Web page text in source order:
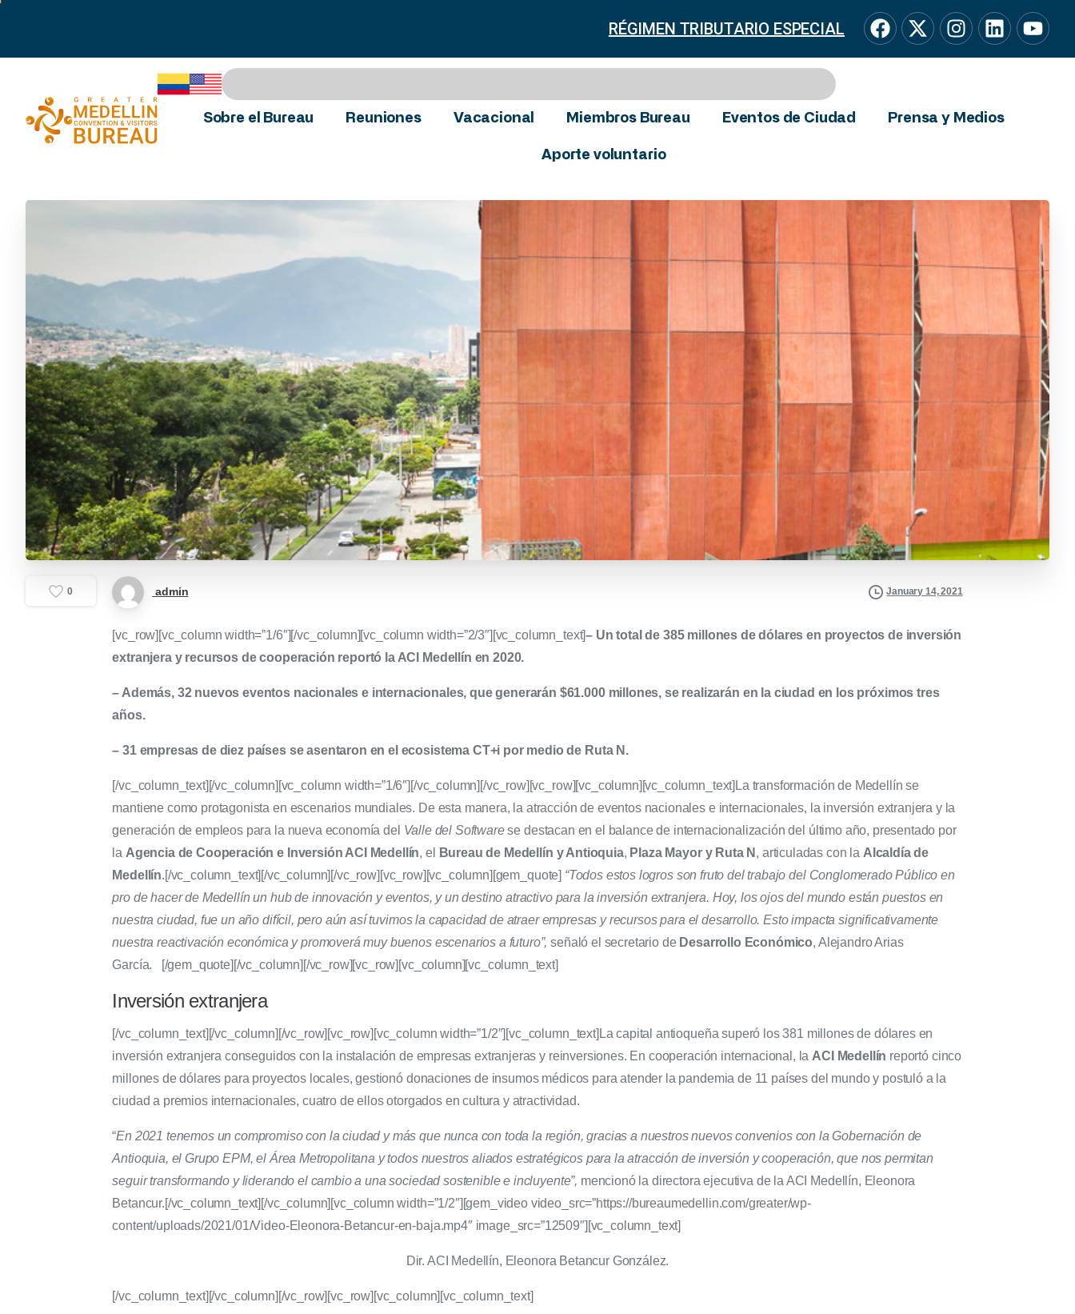
RÉGIMEN TRIBUTARIO ESPECIAL
Sobre el Bureau Reuniones Vacacional Miembros Bureau Eventos de Ciudad Prensa y Medios
Aporte voluntario
0 admin January 14, 2021
[vc_row][vc_column width=”1/6″][/vc_column][vc_column width=”2/3″][vc_column_text]– Un total de 385 millones de dólares en proyectos de inversión
extranjera y recursos de cooperación reportó la ACI Medellín en 2020.
– Además, 32 nuevos eventos nacionales e internacionales, que generarán $61.000 millones, se realizarán en la ciudad en los próximos tres
años.
– 31 empresas de diez países se asentaron en el ecosistema CT+i por medio de Ruta N.
[/vc_column_text][/vc_column][vc_column width=”1/6″][/vc_column][/vc_row][vc_row][vc_column][vc_column_text] La transformación de Medellín se
mantiene como protagonista en escenarios mundiales. De esta manera, la atracción de eventos nacionales e internacionales, la inversión extranjera y la
generación de empleos para la nueva economía del Valle del Softwarese destacan en el balance de internacionalización del último año, presentado por
la Agencia de Cooperación e Inversión ACI Medellín, el Bureau de Medellín y Antioquia, Plaza Mayor y Ruta N , articuladas con la Alcaldía de
Medellín.[/vc_column_text][/vc_column][/vc_row][vc_row][vc_column][gem_quote] “Todos estos logros son fruto del trabajo del Conglomerado Público en
pro de hacer de Medellín un hub de innovación y eventos, y un destino atractivo para la inversión extranjera. Hoy, los ojos del mundo están puestos en
nuestra ciudad, fue un año difícil, pero aún así tuvimos la capacidad de atraer empresas y recursos para el desarrollo. Esto impacta significativamente
nuestra reactivación económica y promoverá muy buenos escenarios a futuro”, señaló el secretario de Desarrollo Económico, Alejandro Arias
García.
[/gem_quote][/vc_column][/vc_row][vc_row][vc_column][vc_column_text]
Inversión extranjera
[/vc_column_text][/vc_column][/vc_row][vc_row][vc_column width=”1/2″][vc_column_text] La capital antioqueña superó los 381 millones de dólares en
inversión extranjera conseguidos con la instalación de empresas extranjeras y reinversiones. En cooperación internacional, la ACI Medellín reportó cinco
millones de dólares para proyectos locales, gestionó donaciones de insumos médicos para atender la pandemia de 11 países del mundo y postuló a la
ciudad a premios internacionales, cuatro de ellos otorgados en cultura y atractividad.
“En 2021 tenemos un compromiso con la ciudad y más que nunca con toda la región, gracias a nuestros nuevos convenios con la Gobernación de
Antioquia, el Grupo EPM, el Área Metropolitana y todos nuestros aliados estratégicos para la atracción de inversión y cooperación, que nos permitan
seguir transformando y liderando el cambio a una sociedad sostenible e incluyente”, mencionó la directora ejecutiva de la ACI Medellín, Eleonora
Betancur.[/vc_column_text][/vc_column][vc_column width=”1/2″][gem_video video_src=”https://bureaumedellin.com/greater/wp-
content/uploads/2021/01/Video-Eleonora-Betancur-en-baja.mp4″ image_src=”12509″][vc_column_text]
Dir. ACI Medellín, Eleonora Betancur González.
[/vc_column_text][/vc_column][/vc_row][vc_row][vc_column][vc_column_text]